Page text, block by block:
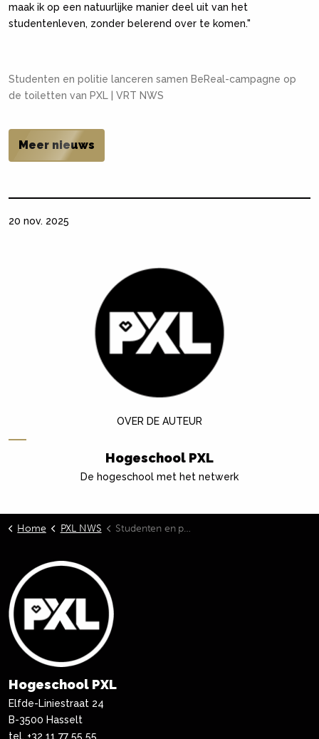
maak ik op een natuurlijke manier deel uit van het
studentenleven, zonder belerend over te komen."
Studenten en politie lanceren samen BeReal-campagne op
de toiletten van PXL | VRT NWS
Meer nieuws
20 nov. 2025
OVER DE AUTEUR
Hogeschool PXL
De hogeschool met het netwerk
Home PXL NWS Studenten en politie lanceren samen BeReal-campagne op de toiletten van PXL
Hogeschool PXL
Elfde-Liniestraat 24
B-3500 Hasselt
tel. +32 11 77 55 55